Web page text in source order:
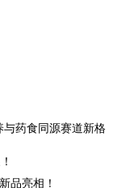
药食同源赛道新格
品亮相！